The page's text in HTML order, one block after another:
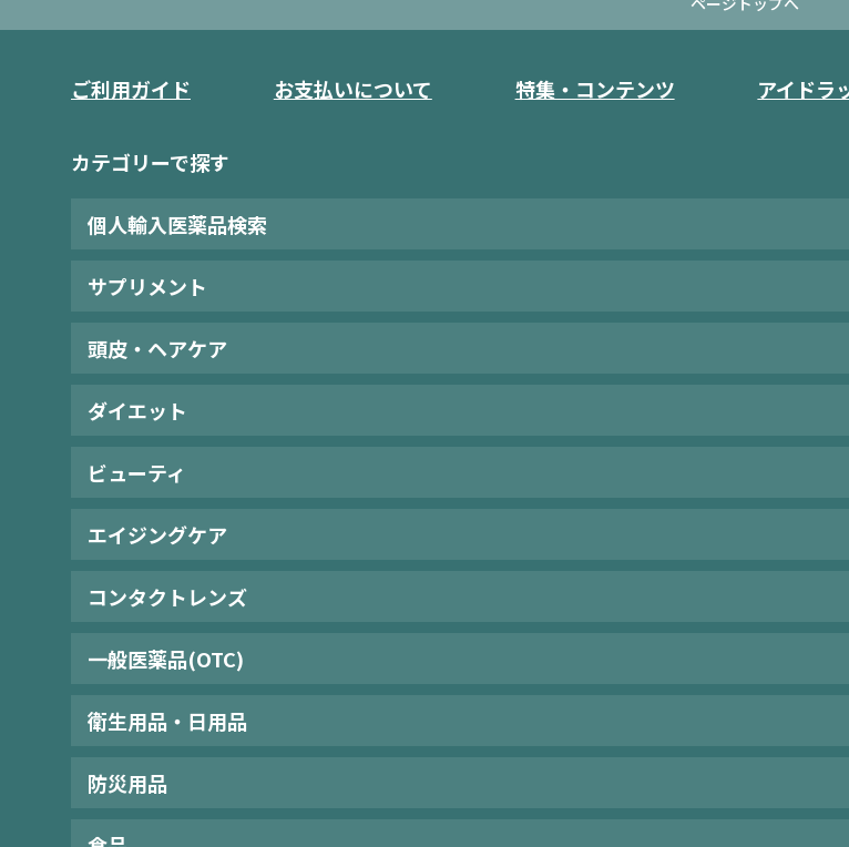
ご利用ガイド お支払いについて 特集・コンテンツ アイドラ
カテゴリーで探す
個人輸入医薬品検索
サプリメント
頭皮・ヘアケア
ダイエット
ビューティ
エイジングケア
コンタクトレンズ
一般医薬品(OTC)
衛生用品・日用品
防災用品